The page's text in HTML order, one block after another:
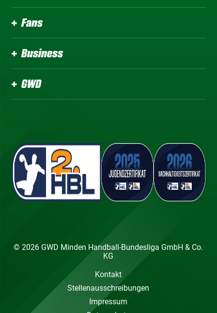
Fans
Business
GWD
© 2026 GWD Minden Handball-Bundesliga GmbH & Co.
KG
Kontakt
Stellenausschreibungen
Impressum